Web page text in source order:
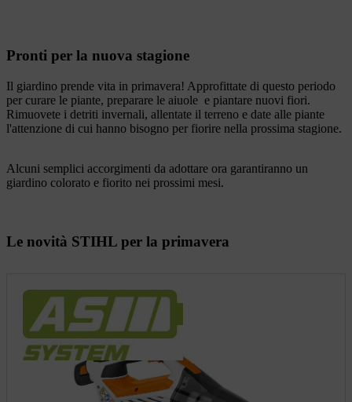
Pronti per la nuova stagione
Il giardino prende vita in primavera! Approfittate di questo periodo
per curare le piante, preparare le aiuole e piantare nuovi fiori.
Rimuovete i detriti invernali, allentate il terreno e date alle piante
l'attenzione di cui hanno bisogno per fiorire nella prossima stagione.
Alcuni semplici accorgimenti da adottare ora garantiranno un
giardino colorato e fiorito nei prossimi mesi.
Le novità STIHL per la primavera